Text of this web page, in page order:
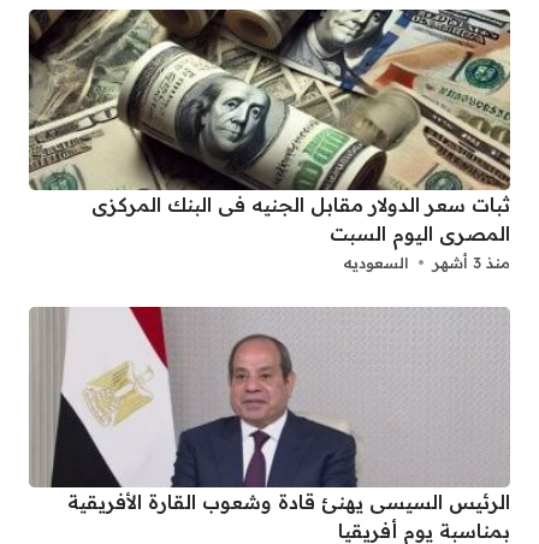
ثبات سعر الدولار مقابل الجنيه فى البنك المركزى
المصرى اليوم السبت
منذ 3 أشهر السعوديه
الرئيس السيسى يهنئ قادة وشعوب القارة الأفريقية
بمناسبة يوم أفريقيا